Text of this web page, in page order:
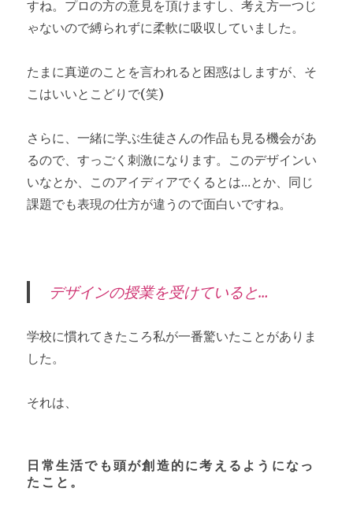
すね。プロの方の意見を頂けますし、考え方一つじ
ゃないので縛られずに柔軟に吸収していました。
たまに真逆のことを言われると困惑はしますが、そ
こはいいとこどりで(笑)
さらに、一緒に学ぶ生徒さんの作品も見る機会があ
るので、すっごく刺激になります。このデザインい
いなとか、このアイディアでくるとは…とか、同じ
課題でも表現の仕方が違うので面白いですね。
デザインの授業を受けていると…
学校に慣れてきたころ私が一番驚いたことがありま
した。
それは、
日常生活でも頭が創造的に考えるようになっ
たこと。